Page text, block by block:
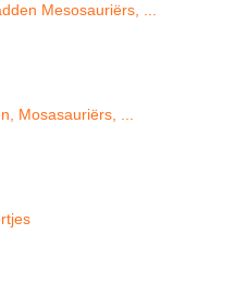
Mesosauriërs, ...
Mosasauriërs, ...